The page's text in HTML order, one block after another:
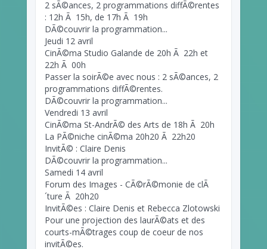
2 sÃ©ances, 2 programmations diffÃ©rentes
: 12h Ã 15h, de 17h Ã 19h
DÃ©couvrir la programmation...
Jeudi 12 avril
CinÃ©ma Studio Galande de 20h Ã 22h et
22h Ã 00h
Passer la soirÃ©e avec nous : 2 sÃ©ances, 2
programmations diffÃ©rentes.
DÃ©couvrir la programmation...
Vendredi 13 avril
CinÃ©ma St-AndrÃ© des Arts de 18h Ã 20h
La PÃ©niche cinÃ©ma 20h20 Ã 22h20
InvitÃ© : Claire Denis
DÃ©couvrir la programmation...
Samedi 14 avril
Forum des Images - CÃ©rÃ©monie de clÃ
´ture Ã 20h20
InvitÃ©es : Claire Denis et Rebecca Zlotowski
Pour une projection des laurÃ©ats et des
courts-mÃ©trages coup de coeur de nos
invitÃ©es.